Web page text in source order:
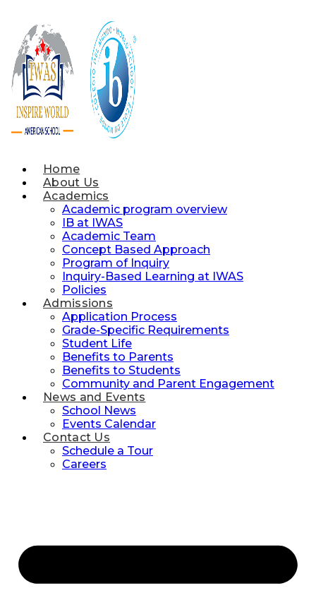
content
Home
About Us
Academics
Academic program overview
IB at IWAS
Academic Team
Concept Based Approach
Program of Inquiry
Inquiry-Based Learning at IWAS
Policies
Admissions
Application Process
Grade-Specific Requirements
Student Life
Benefits to Parents
Benefits to Students
Community and Parent Engagement
News and Events
School News
Events Calendar
Contact Us
Schedule a Tour
Careers